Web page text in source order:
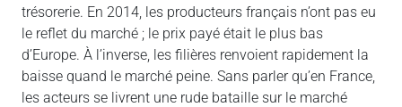
trésorerie. En 2014, les producteurs français n’ont pas eu
le reflet du marché ; le prix payé était le plus bas
d’Europe. À l’inverse, les filières renvoient rapidement la
baisse quand le marché peine. Sans parler qu’en France,
les acteurs se livrent une rude bataille sur le marché